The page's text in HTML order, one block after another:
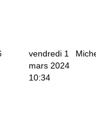
vendredi 1
mars 2024
10:34